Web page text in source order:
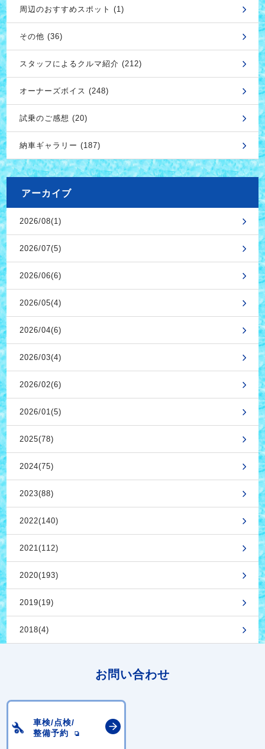
周辺のおすすめスポット (1)
その他 (36)
スタッフによるクルマ紹介 (212)
オーナーズボイス (248)
試乗のご感想 (20)
納車ギャラリー (187)
アーカイブ
2026/08(1)
2026/07(5)
2026/06(6)
2026/05(4)
2026/04(6)
2026/03(4)
2026/02(6)
2026/01(5)
2025(78)
2024(75)
2023(88)
2022(140)
2021(112)
2020(193)
2019(19)
2018(4)
お問い合わせ
車検/点検/
整備予約